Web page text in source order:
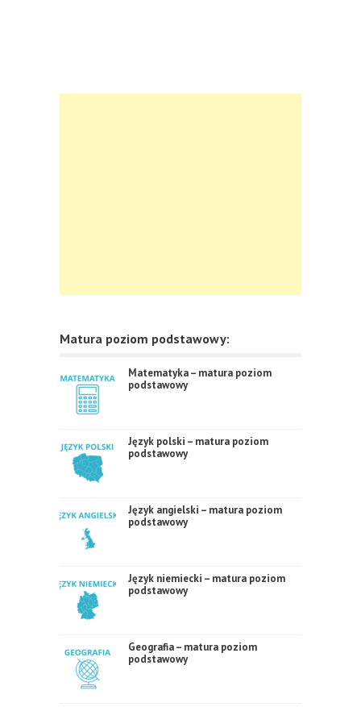
Matura poziom podstawowy:
Matematyka – matura poziom
podstawowy
Język polski – matura poziom
podstawowy
Język angielski – matura poziom
podstawowy
Język niemiecki – matura poziom
podstawowy
Geografia – matura poziom
podstawowy